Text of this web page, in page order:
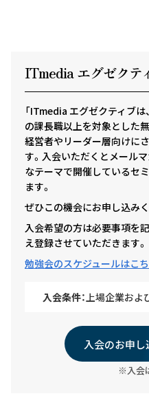
ITmedia エグゼクティ
「ITmedia エグゼクティブ
の課長職以上を対象とした
経営者やリーダー層向けに
す。入会いただくとメール
なテーマで開催しているセ
ます。
ぜひこの機会にお申し込みく
入会希望の方は必要事項を
え登録させていただきます。
勉強会のスケジュールはこ
入会条件：上場企業およ
入会のお申
※入会